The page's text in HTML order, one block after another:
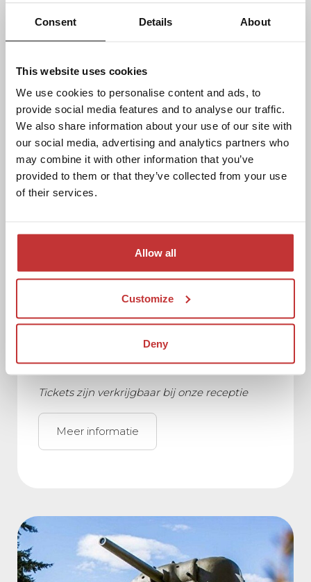
Consent Details About
This website uses cookies
We use cookies to personalise content and ads, to
provide social media features and to analyse our traffic.
We also share information about your use of our site with
our social media, advertising and analytics partners who
may combine it with other information that you’ve
provided to them or that they’ve collected from your use
of their services.
Allow all
Customize
Deny
KASTEELTUINEN ARCEN
Maasduinen van Noord-Limburg. Het is een
prikkelen, beleef de historie en ontdek de
meer dan 15 unieke tuinen die zijn aangelegd
rondom een historische buitenplaats met een
17e eeuws kasteel.
Tickets zijn verkrijgbaar bij onze receptie
Meer informatie